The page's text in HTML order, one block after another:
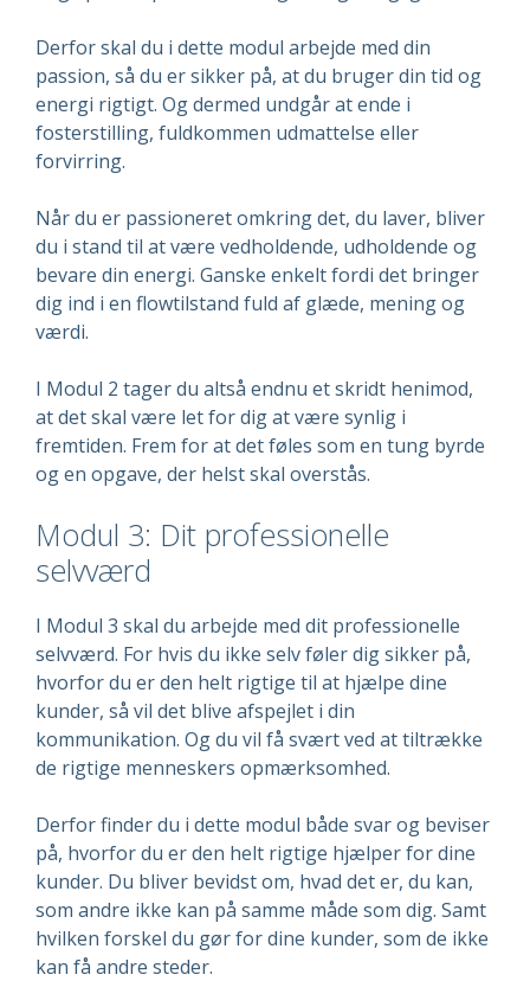
Derfor skal du i dette modul arbejde med din
passion, så du er sikker på, at du bruger din tid og
energi rigtigt. Og dermed undgår at ende i
fosterstilling, fuldkommen udmattelse eller
forvirring.
Når du er passioneret omkring det, du laver, bliver
du i stand til at være vedholdende, udholdende og
bevare din energi. Ganske enkelt fordi det bringer
dig ind i en flowtilstand fuld af glæde, mening og
værdi.
I Modul 2 tager du altså endnu et skridt henimod,
at det skal være let for dig at være synlig i
fremtiden. Frem for at det føles som en tung byrde
og en opgave, der helst skal overstås.
Modul 3: Dit professionelle
selvværd
I Modul 3 skal du arbejde med dit professionelle
selvværd. For hvis du ikke selv føler dig sikker på,
hvorfor du er den helt rigtige til at hjælpe dine
kunder, så vil det blive afspejlet i din
kommunikation. Og du vil få svært ved at tiltrække
de rigtige menneskers opmærksomhed.
Derfor finder du i dette modul både svar og beviser
på, hvorfor du er den helt rigtige hjælper for dine
kunder. Du bliver bevidst om, hvad det er, du kan,
som andre ikke kan på samme måde som dig. Samt
hvilken forskel du gør for dine kunder, som de ikke
kan få andre steder.